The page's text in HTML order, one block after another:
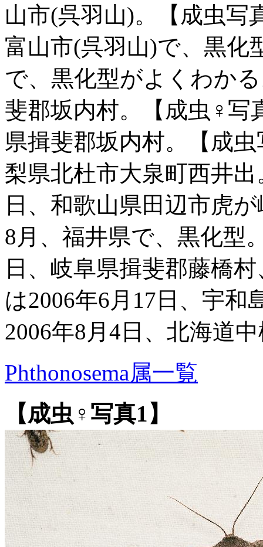
山市(呉羽山)。【成虫写
富山市(呉羽山)で、黒化
で、黒化型がよくわか
斐郡坂内村。【成虫♀写
県揖斐郡坂内村。【成
梨県北杜市大泉町西井
日、和歌山県田辺市虎
8月、福井県で、黒化型
日、岐阜県揖斐郡藤橋
は2006年6月17日、宇和
2006年8月4日、北海道
Phthonosema属一覧
【成虫♀写真1】